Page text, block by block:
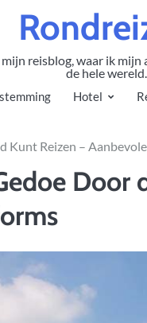
reisblog, waar ik mijn
de hele wereld.
Hotel
Kunt Reizen –
Door